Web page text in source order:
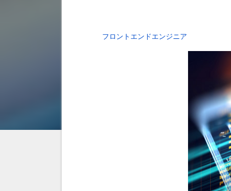
フロントエンドエンジニア